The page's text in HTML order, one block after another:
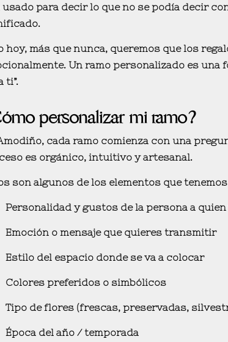
usado para decir lo que no se podía decir
hoy, más que nunca, queremos que los
. Un ramo personalizado es una
ti”.
personalizar mi ramo?
cada ramo comienza con una
es orgánico, intuitivo y artesanal.
son algunos de los elementos que
Personalidad y gustosde la persona a
Emoción o mensajeque quieres transmitir
Estilodel espacio donde se va a colocar
Colores preferidos o simbólicos
Tipo de flores (frescas, preservadas,
Época del año / temporada